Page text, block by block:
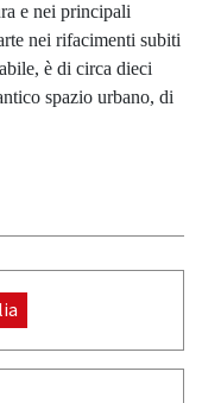
e nei principali
nei rifacimenti subiti
è di circa dieci
spazio urbano, di